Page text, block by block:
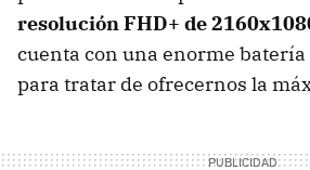
resolución FHD+ de
cuenta con una enorme
para tratar de ofrecernos la